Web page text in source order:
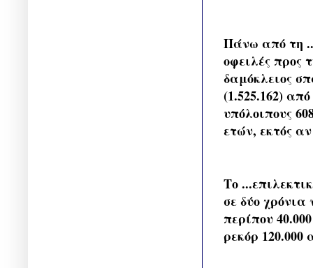
Πάνω από τη
οφειλές προς
δαμόκλειος
(1.525.162)
υπόλοιπους
ετών, εκτός
Το
σε δύο
περίπου
ρεκόρ